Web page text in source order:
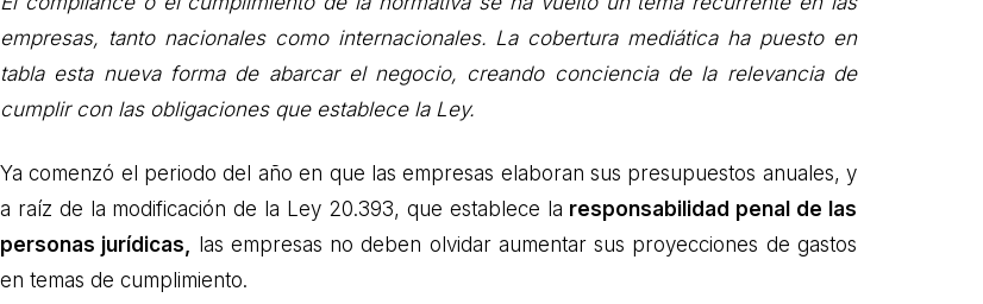
empresas, tanto nacionales como internacionales. La cobertura mediática ha puesto en
tabla esta nueva forma de abarcar el negocio, creando conciencia de la relevancia de
cumplir con las obligaciones que establece la Ley.
Ya comenzó el periodo del año en que las empresas elaboran sus presupuestos anuales, y
a raíz de la modificación de la Ley 20.393, que establece la responsabilidad penal de las
personas jurídicas, las empresas no deben olvidar aumentar sus proyecciones de gastos
en temas de cumplimiento.